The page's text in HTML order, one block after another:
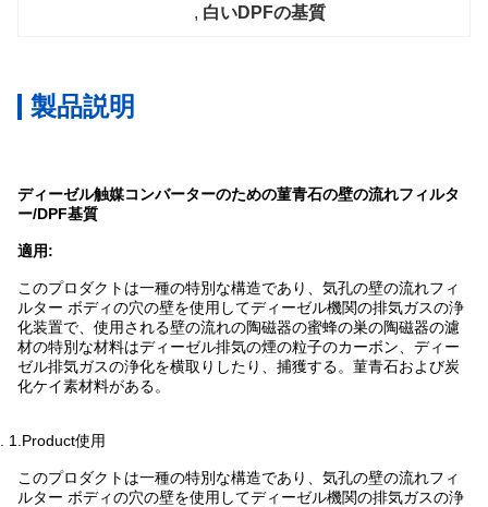
, 白いDPFの基質
製品説明
ディーゼル触媒コンバーターのための菫青石の壁の流れフィルタ
ー/DPF基質
適用:
このプロダクトは一種の特別な構造であり、気孔の壁の流れフィ
ルター ボディの穴の壁を使用してディーゼル機関の排気ガスの浄
化装置で、使用される壁の流れの陶磁器の蜜蜂の巣の陶磁器の濾
材の特別な材料はディーゼル排気の煙の粒子のカーボン、ディー
ゼル排気ガスの浄化を横取りしたり、捕獲する。菫青石および炭
化ケイ素材料がある。
1.Product使用
このプロダクトは一種の特別な構造であり、気孔の壁の流れフィ
ルター ボディの穴の壁を使用してディーゼル機関の排気ガスの浄